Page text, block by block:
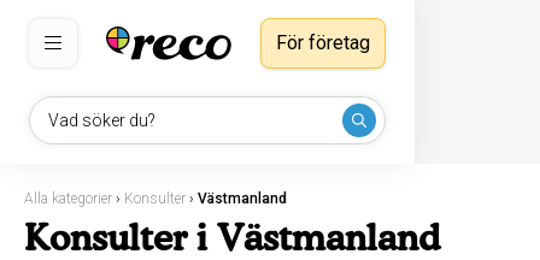
Vad söker du?
För företag
Alla kategorier › Konsulter › Västmanland
Konsulter i Västmanland